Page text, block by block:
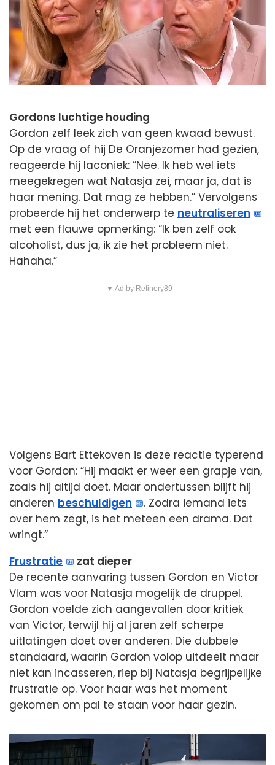
Gordons luchtige houding
Gordon zelf leek zich van geen kwaad bewust.
Op de vraag of hij De Oranjezomer had gezien,
reageerde hij laconiek: “Nee. Ik heb wel iets
meegekregen wat Natasja zei, maar ja, dat is
haar mening. Dat mag ze hebben.” Vervolgens
probeerde hij het onderwerp te neutraliseren
met een flauwe opmerking: “Ik ben zelf ook
alcoholist, dus ja, ik zie het probleem niet.
Hahaha.”
▼ Ad by Refinery89
Volgens Bart Ettekoven is deze reactie typerend
voor Gordon: “Hij maakt er weer een grapje van,
zoals hij altijd doet. Maar ondertussen blijft hij
anderen beschuldigen
. Zodra iemand iets
over hem zegt, is het meteen een drama. Dat
wringt.”
Frustratie
zat dieper
De recente aanvaring tussen Gordon en Victor
Vlam was voor Natasja mogelijk de druppel.
Gordon voelde zich aangevallen door kritiek
van Victor, terwijl hij al jaren zelf scherpe
uitlatingen doet over anderen. Die dubbele
standaard, waarin Gordon volop uitdeelt maar
niet kan incasseren, riep bij Natasja begrijpelijke
frustratie op. Voor haar was het moment
gekomen om pal te staan voor haar gezin.